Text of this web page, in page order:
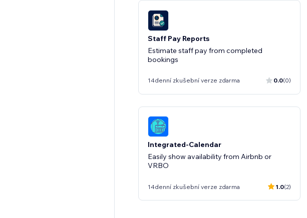
Staff Pay Reports
Estimate staff pay from completed
bookings
14denní zkušební verze zdarma 0.0(0)
Integrated-Calendar
Easily show availability from Airbnb or
VRBO
14denní zkušební verze zdarma 1.0(2)